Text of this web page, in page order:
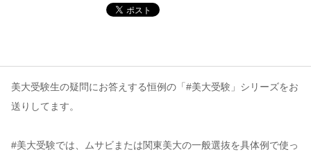
美大受験生の疑問にお答えする恒例の「#美大受験」シリーズをお
送りしてます。
#美大受験では、ムサビまたは関東美大の一般選抜を具体例で使っ
コンテンツ
このサイトについて